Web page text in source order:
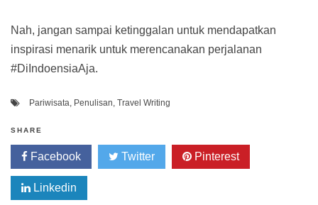
Nah, jangan sampai ketinggalan untuk mendapatkan
inspirasi menarik untuk merencanakan perjalanan
#DiIndoensiaAja.
Pariwisata Penulisan Travel Writing
SHARE
Facebook Twitter Pinterest
Linkedin